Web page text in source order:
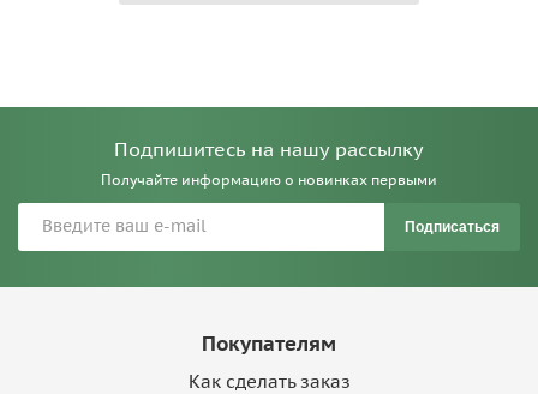
Подпишитесь на нашу рассылку
Получайте информацию о новинках первыми
Подписаться
Покупателям
Как сделать заказ